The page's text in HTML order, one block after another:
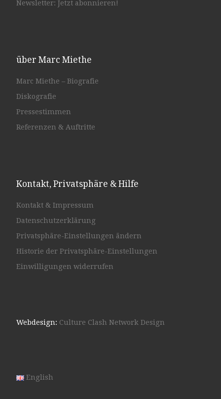
Newsletter: Jetzt abonnieren!
über Marc Miethe
Marc Miethe – Biografie
Diskografie
Pressestimmen
Referenzen & Auftritte
Kontakt, Privatsphäre & Hilfe
Kontakt & Impressum
Datenschutzerklärung
Privatsphäre-Einstellungen ändern
Historie der Privatsphäre-Einstellungen
Einwilligungen widerrufen
Webdesign: Culture Clash Network Design
English